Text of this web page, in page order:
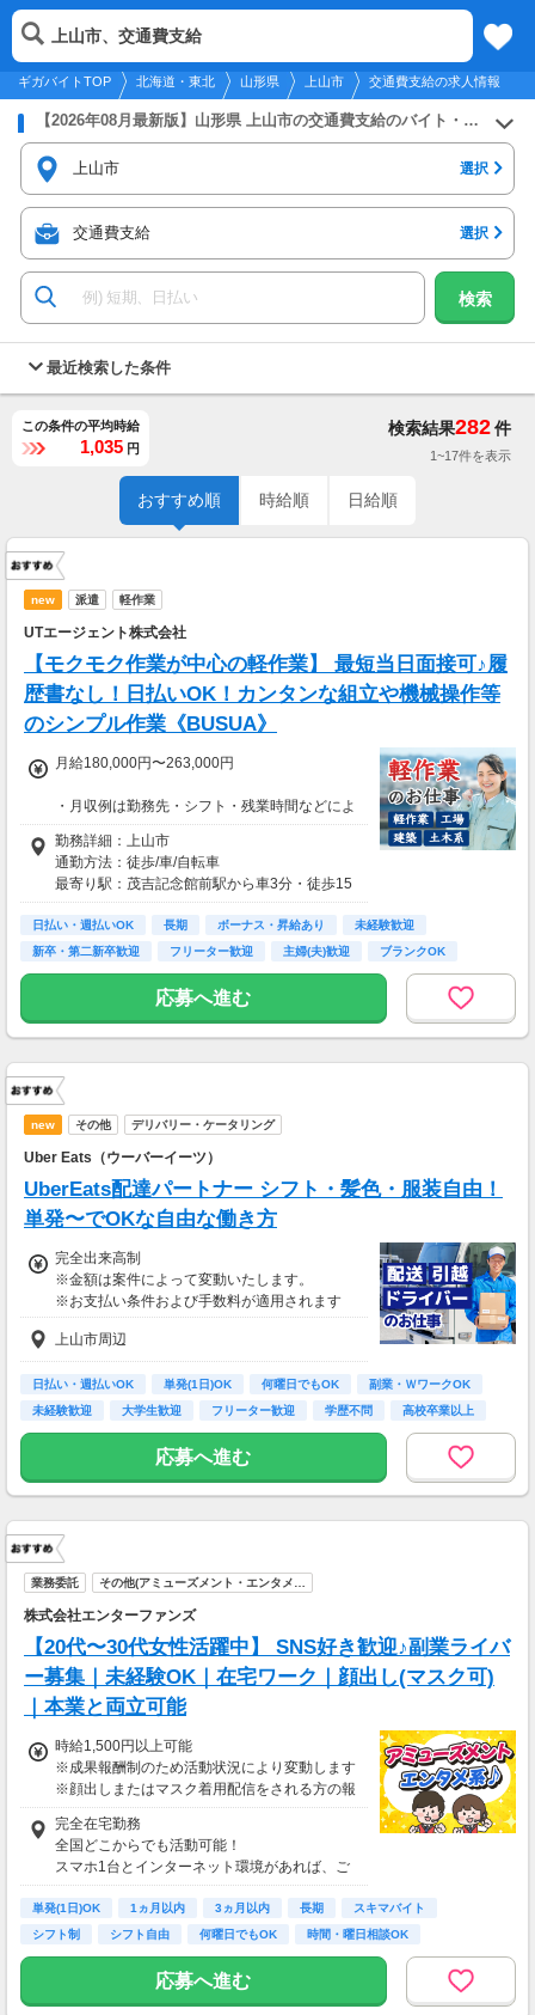
2026年8月7日更新
北海道・東北
メニュー
ギガバイトTOP 北海道・東北 山形県 上山市 交通費支給の求人情報
上山市、交通費支給
【2026年08月最新版】山形県 上山市の交通費支給のバイト・アルバイト・パートの求人募集情報
上山市 選択
交通費支給 選択
検索
最近検索した条件
この条件の平均時給
1,035 円
検索結果282件
1~17件を表示
おすすめ順 時給順 日給順
new 派遣 軽作業
UTエージェント株式会社
【モクモク作業が中心の軽作業】 最短当日面接可♪履
歴書なし！日払いOK！カンタンな組立や機械操作等
のシンプル作業《BUSUA》
月給180,000円〜263,000円
・月収例は勤務先・シフト・残業時間などによ
り変動します
・各種手当あり（残業手当、休出手当、深夜勤
務がある場合は深夜手当 など）
・昇給あり（昇格制度あり）
■日払い制度（新制度）
・最短5分で働いた分の給与を口座受取可能
・スマホからカンタン申請
・1,000円単位で利用可能
■交通費 上限30,000円まで支給 ※会社規定有
り
勤務詳細：上山市
通勤方法：徒歩/車/自転車
最寄り駅：茂吉記念館前駅から車3分・徒歩15
分
※構内の（無料）駐車場利用OK
※自家用車による通勤が基本
※冬季（11月下旬から3月下旬）は自転車通勤
※社宅が徒歩圏内であれば徒歩通勤可
ご希望の地域や条件などを伺いながらあなた
に合ったお仕事をご紹介します！
日払い・週払いOK 長期 ボーナス・昇給あり
未経験歓迎
新卒・第二新卒歓迎
フリーター歓迎 主婦(夫)歓迎
ブランクOK
学歴不問
応募へ進む
new その他 デリバリー・ケータリング
Uber Eats（ウーバーイーツ）
UberEats配達パートナー シフト・髪色・服装自由！
単発〜でOKな自由な働き方
完全出来高制
※金額は案件によって変動いたします。
※お支払い条件および手数料が適用されます
上山市周辺
日払い・週払いOK 単発(1日)OK 何曜日でもOK
副業・ＷワークOK
未経験歓迎
大学生歓迎 フリーター歓迎 学歴不問 高校卒業以上
応募へ進む
業務委託 その他(アミューズメント・エンタメ…
株式会社エンターファンズ
【20代〜30代女性活躍中】 SNS好き歓迎♪副業ライバ
ー募集｜未経験OK｜在宅ワーク｜顔出し(マスク可)
｜本業と両立可能
時給1,500円以上可能
※成果報酬制のため活動状況により変動します
※顔出しまたはマスク着用配信をされる方の報
酬基準となります
【収入例】
■事務職Aさん（週3日・月50時間程度）
月収8万円～15万円
月収15万円～25万円
■主婦Cさん（月100時間程度）
月収20万円以上
現在活躍中のライバーの多くは会社員や主婦の
方。
完全在宅勤務
全国どこからでも活動可能！
スマホ1台とインターネット環境があれば、ご
自宅からスタートできます。
通勤時間ゼロだから、本業やプライベートとの
両立もラクラク♪
単発(1日)OK 1ヵ月以内 3ヵ月以内 長期
スキマバイト
シフト制
シフト自由 何曜日でもOK 時間・曜日相談OK
応募へ進む